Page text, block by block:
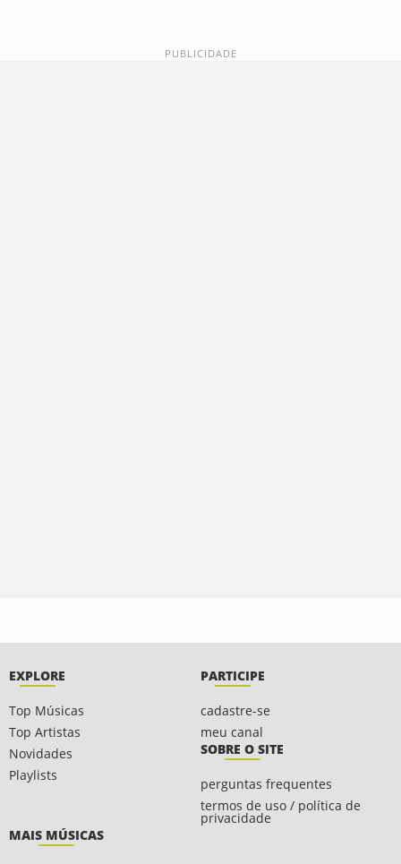
EXPLORE
Top Músicas
Top Artistas
Novidades
Playlists
PARTICIPE
cadastre-se
meu canal
SOBRE O SITE
perguntas frequentes
termos de uso / política de
privacidade
MAIS MÚSICAS